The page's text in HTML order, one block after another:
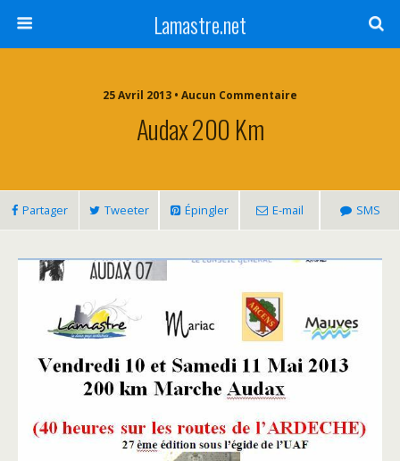
Lamastre.net
25 Avril 2013 • Aucun Commentaire
Audax 200 Km
Partager Tweeter Épingler E-mail SMS